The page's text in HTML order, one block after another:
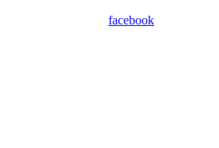
facebook